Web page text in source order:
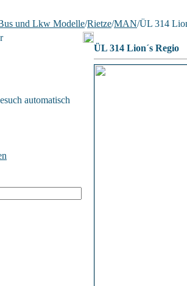
und Lkw Modelle/Rietze/MAN/ÜL 314
automatisch
ÜL 314 Lion´s Regio